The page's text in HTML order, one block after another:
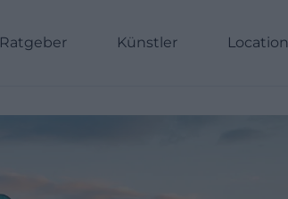
Ratgeber Künstler